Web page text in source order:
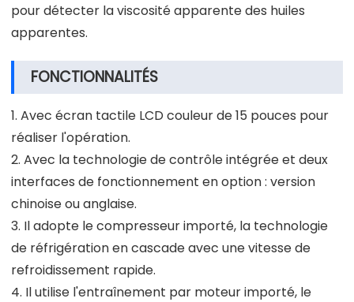
pour détecter la viscosité apparente des huiles
apparentes.
FONCTIONNALITÉS
1. Avec écran tactile LCD couleur de 15 pouces pour
réaliser l'opération.
2. Avec la technologie de contrôle intégrée et deux
interfaces de fonctionnement en option : version
chinoise ou anglaise.
3. Il adopte le compresseur importé, la technologie
de réfrigération en cascade avec une vitesse de
refroidissement rapide.
4. Il utilise l'entraînement par moteur importé, le